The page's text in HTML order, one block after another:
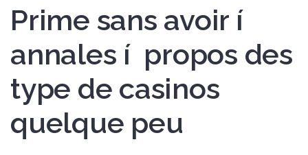
Prime sans avoir í
annales í propos des
type de casinos
quelque peu